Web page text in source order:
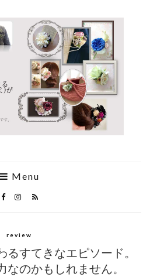
Menu
review
るすてきなエピソード。
なのかもしれません。